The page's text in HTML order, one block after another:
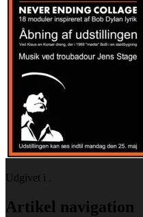
Udgivet i .
Artikel navigation